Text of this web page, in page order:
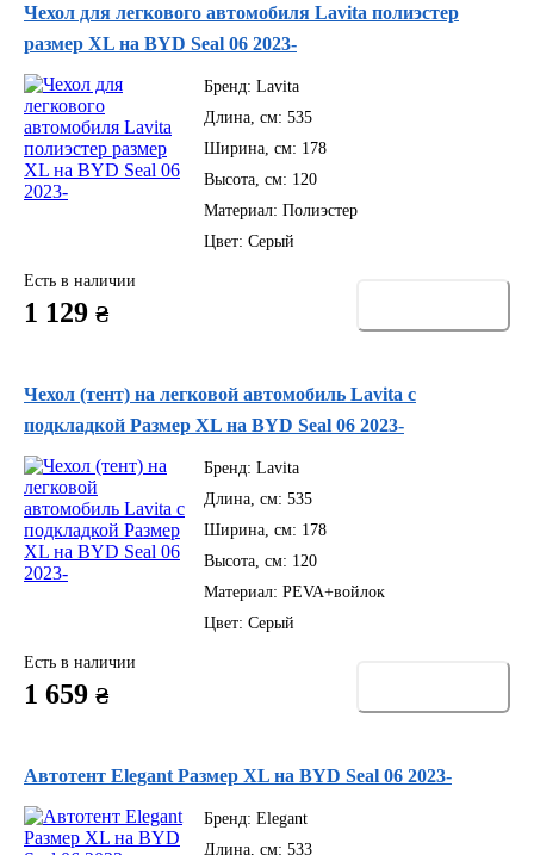
Чехол для легкового автомобиля Lavita полиэстер
размер XL на BYD Seal 06 2023-
Бренд: Lavita
Длина, см: 535
Ширина, см: 178
Высота, см: 120
Материал: Полиэстер
Цвет: Серый
Есть в наличии
1 129 ₴
Чехол (тент) на легковой автомобиль Lavita с
подкладкой Размер XL на BYD Seal 06 2023-
Бренд: Lavita
Длина, см: 535
Ширина, см: 178
Высота, см: 120
Материал: PEVA+войлок
Цвет: Серый
Есть в наличии
1 659 ₴
Автотент Elegant Размер XL на BYD Seal 06 2023-
Бренд: Elegant
Длина, см: 533